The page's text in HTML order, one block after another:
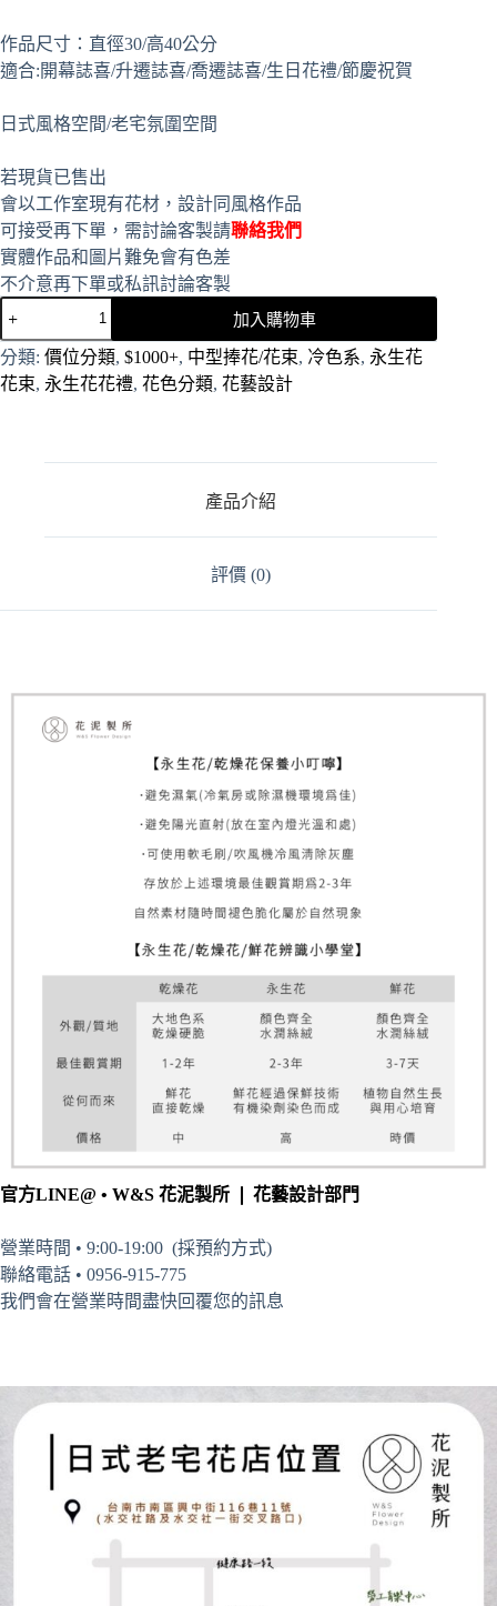
作品尺寸：直徑30/高40公分
適合:開幕誌喜/升遷誌喜/喬遷誌喜/生日花禮/節慶祝賀
日式風格空間/老宅氛圍空間
若現貨已售出
會以工作室現有花材，設計同風格作品
可接受再下單，需討論客製請聯絡我們
實體作品和圖片難免會有色差
不介意再下單或私訊討論客製
加入購物車
A
l
t
分類: 價位分類, $1000+, 中型捧花/花束, 冷色系, 永生花
花束, 永生花花禮, 花色分類, 花藝設計
產品介紹
評價 (0)
官方LINE@ • W&S 花泥製所 ❘ 花藝設計部門
營業時間 • 9:00-19:00 (採預約方式)
聯絡電話 • 0956-915-775
我們會在營業時間盡快回覆您的訊息